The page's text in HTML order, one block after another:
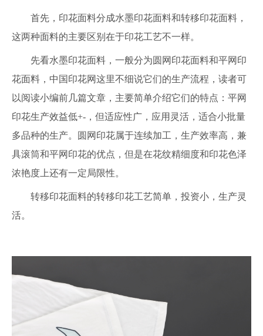
首先，印花面料分成水墨印花面料和转移印花面料，
这两种面料的主要区别在于印花工艺不一样。
先看水墨印花面料，一般分为圆网印花面料和平网印
花面料，中国印花网这里不细说它们的生产流程，读者可
以阅读小编前几篇文章，主要简单介绍它们的特点：平网
印花生产效益低+-，但适应性广，应用灵活，适合小批量
多品种的生产。圆网印花属于连续加工，生产效率高，兼
具滚筒和平网印花的优点，但是在花纹精细度和印花色泽
浓艳度上还有一定局限性。
转移印花面料的转移印花工艺简单，投资小，生产灵
活。